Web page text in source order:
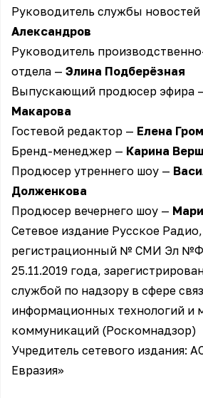
Руководитель службы новостей
Александров
Руководитель
отдела — Элина Подберёзная
Выпускающий продюсер эфира
Макарова
Гостевой редактор — Елена
Бренд-менеджер — Карина
Продюсер утреннего шоу —
Долженкова
Продюсер вечернего шоу —
Сетевое издание Русское Радио,
регистрационный № СМИ Эл
25.11.2019 года,
службой по надзору в сфере
информационных технологий и
коммуникаций (Роскомнадзор)
Учредитель сетевого издания:
Евразия»